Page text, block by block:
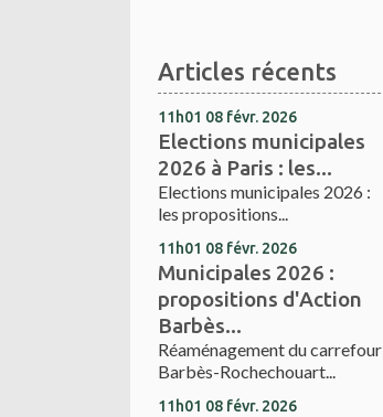
Articles récents
11h01 08 févr. 2026
Elections municipales
2026 à Paris : les...
Elections municipales 2026 :
les propositions...
11h01 08 févr. 2026
Municipales 2026 :
propositions d'Action
Barbès...
Réaménagement du carrefour
Barbès-Rochechouart...
11h01 08 févr. 2026